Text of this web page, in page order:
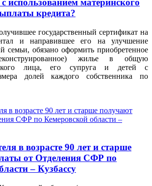
использованием материнского
кредита?
государственный сертификат на
и направившее его на улучшение
обязано оформить приобретенное
жилье в общую
лица, его супруга и детей с
долей каждого собственника по
в возрасте 90 лет и старше
от Отделения СФР по
– Кузбассу